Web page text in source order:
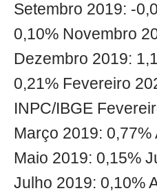
Setembro 2019: -
0,10% Novembro
Dezembro 2019:
0,21% Fevereiro
INPC/IBGE
Março 2019:
Maio 2019: 0,15%
Julho 2019: 0,10%